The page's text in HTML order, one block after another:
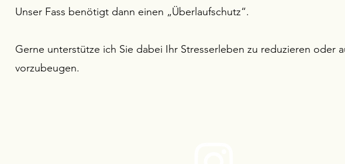
Unser Fass benötigt dann einen „Überlaufschutz“.
​Gerne unterstütze ich Sie dabei Ihr Stresserleben zu reduzieren oder
vorzubeugen.